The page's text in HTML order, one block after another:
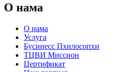
О нама
О нама
Услуга
Бусинесс Пхилосопхи
ТЦВИ Миссион
Цертификат